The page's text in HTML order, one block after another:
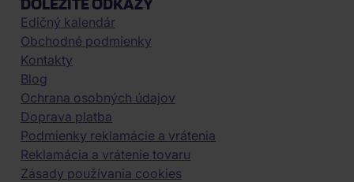
Edičný kalendár
Obchodné podmienky
Kontakty
Blog
Ochrana osobných údajov
Doprava platba
Podmienky reklamácie a vrátenia
Reklamácia a vrátenie tovaru
Zásady používania cookies